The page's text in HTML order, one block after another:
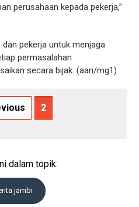
perusahaan kepada pekerja,”
pekerja untuk menjaga
permasalahan
secara bijak. (aan/mg1)
2
dalam topik:
jambi